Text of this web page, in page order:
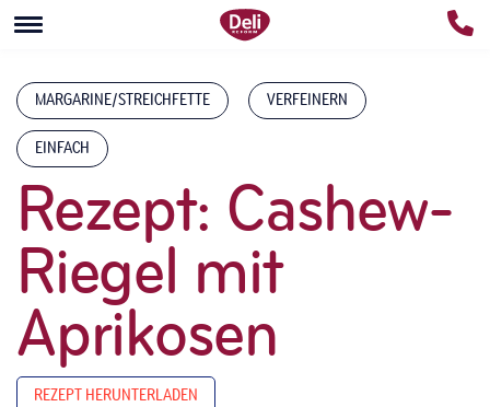
MARGARINE/STREICHFETTE VERFEINERN
EINFACH
Rezept: Cashew-
Riegel mit
Aprikosen
REZEPT HERUNTERLADEN